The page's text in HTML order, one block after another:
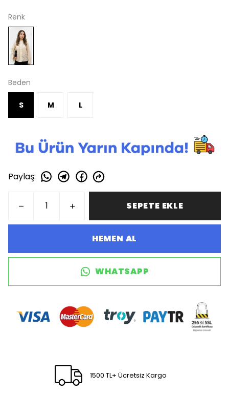
Renk
Beden
S M L
Paylaş:
SEPETE EKLE
HEMEN AL
WHATSAPP
1500 TL+ Ücretsiz Kargo